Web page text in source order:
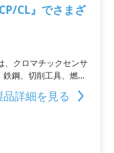
CL』でさまざ
、クロマチックセンサ
鋼、切削工具、燃料
刷、レンズなどさま
接触測定では得られ
品詳細を見る